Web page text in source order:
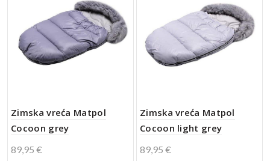
Zimska vreća Matpol
Cocoon grey
89,95€
Zimska vreća Matpol
Cocoon light grey
89,95€